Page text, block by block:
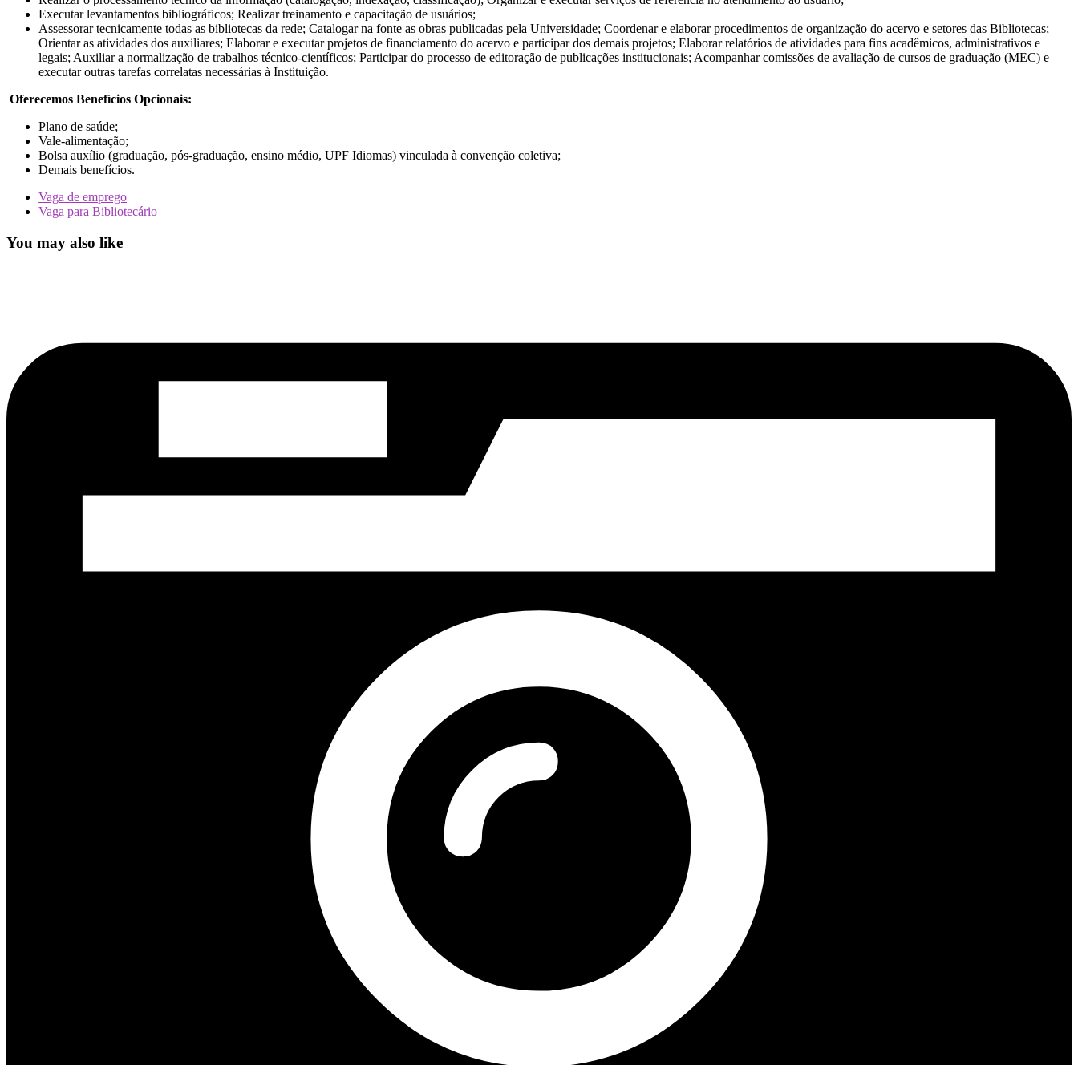
Executar levantamentos bibliográficos; Realizar treinamento e capacitação de usuários;
Assessorar tecnicamente todas as bibliotecas da rede; Catalogar na fonte as obras publicadas pela Universidade; Coordenar e elaborar procedimentos de organização do acervo e setores das Bibliotecas;
Orientar as atividades dos auxiliares; Elaborar e executar projetos de financiamento do acervo e participar dos demais projetos; Elaborar relatórios de atividades para fins acadêmicos, administrativos e
legais; Auxiliar a normalização de trabalhos técnico-científicos; Participar do processo de editoração de publicações institucionais; Acompanhar comissões de avaliação de cursos de graduação (MEC) e
executar outras tarefas correlatas necessárias à Instituição.
Oferecemos Benefícios Opcionais:
Plano de saúde;
Vale-alimentação;
Bolsa auxílio (graduação, pós-graduação, ensino médio, UPF Idiomas) vinculada à convenção coletiva;
Demais benefícios.
Vaga de emprego
Vaga para Bibliotecário
You may also like